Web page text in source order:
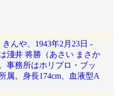
んや、1943年2月23日 ‐
淺井 将勝（あさい まさか
事務所はホリプロ・ブッ
属。身長174cm、血液型A